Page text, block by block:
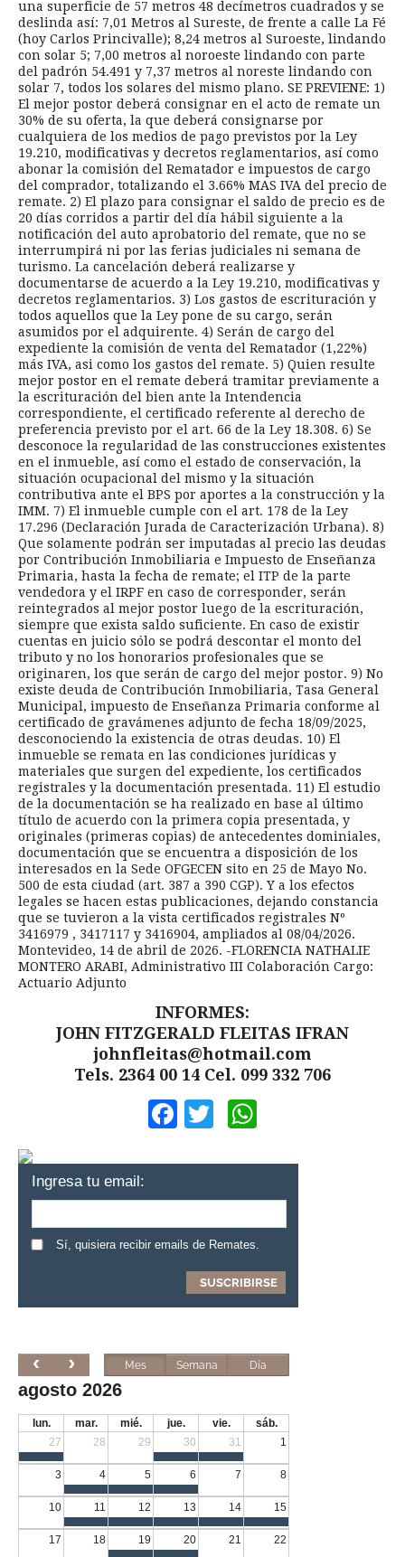
una superficie de 57 metros 48 decímetros cuadrados y se
deslinda así: 7,01 Metros al Sureste, de frente a calle La Fé
(hoy Carlos Princivalle); 8,24 metros al Suroeste, lindando
con solar 5; 7,00 metros al noroeste lindando con parte
del padrón 54.491 y 7,37 metros al noreste lindando con
solar 7, todos los solares del mismo plano. SE PREVIENE: 1)
El mejor postor deberá consignar en el acto de remate un
30% de su oferta, la que deberá consignarse por
cualquiera de los medios de pago previstos por la Ley
19.210, modificativas y decretos reglamentarios, así como
abonar la comisión del Rematador e impuestos de cargo
del comprador, totalizando el 3.66% MAS IVA del precio de
remate. 2) El plazo para consignar el saldo de precio es de
20 días corridos a partir del día hábil siguiente a la
notificación del auto aprobatorio del remate, que no se
interrumpirá ni por las ferias judiciales ni semana de
turismo. La cancelación deberá realizarse y
documentarse de acuerdo a la Ley 19.210, modificativas y
decretos reglamentarios. 3) Los gastos de escrituración y
todos aquellos que la Ley pone de su cargo, serán
asumidos por el adquirente. 4) Serán de cargo del
expediente la comisión de venta del Rematador (1,22%)
más IVA, asi como los gastos del remate. 5) Quien resulte
mejor postor en el remate deberá tramitar previamente a
la escrituración del bien ante la Intendencia
correspondiente, el certificado referente al derecho de
preferencia previsto por el art. 66 de la Ley 18.308. 6) Se
desconoce la regularidad de las construcciones existentes
en el inmueble, así como el estado de conservación, la
situación ocupacional del mismo y la situación
contributiva ante el BPS por aportes a la construcción y la
IMM. 7) El inmueble cumple con el art. 178 de la Ley
17.296 (Declaración Jurada de Caracterización Urbana). 8)
Que solamente podrán ser imputadas al precio las deudas
por Contribución Inmobiliaria e Impuesto de Enseñanza
Primaria, hasta la fecha de remate; el ITP de la parte
vendedora y el IRPF en caso de corresponder, serán
reintegrados al mejor postor luego de la escrituración,
siempre que exista saldo suficiente. En caso de existir
cuentas en juicio sólo se podrá descontar el monto del
tributo y no los honorarios profesionales que se
originaren, los que serán de cargo del mejor postor. 9) No
existe deuda de Contribución Inmobiliaria, Tasa General
Municipal, impuesto de Enseñanza Primaria conforme al
certificado de gravámenes adjunto de fecha 18/09/2025,
desconociendo la existencia de otras deudas. 10) El
inmueble se remata en las condiciones jurídicas y
materiales que surgen del expediente, los certificados
registrales y la documentación presentada. 11) El estudio
de la documentación se ha realizado en base al último
título de acuerdo con la primera copia presentada, y
originales (primeras copias) de antecedentes dominiales,
documentación que se encuentra a disposición de los
interesados en la Sede OFGECEN sito en 25 de Mayo No.
500 de esta ciudad (art. 387 a 390 CGP). Y a los efectos
legales se hacen estas publicaciones, dejando constancia
que se tuvieron a la vista certificados registrales Nº
3416979 , 3417117 y 3416904, ampliados al 08/04/2026.
Montevideo, 14 de abril de 2026. -FLORENCIA NATHALIE
MONTERO ARABI, Administrativo III Colaboración Cargo:
Actuario Adjunto
INFORMES:
JOHN FITZGERALD FLEITAS IFRAN
johnfleitas@hotmail.com
Tels. 2364 00 14 Cel. 099 332 706
Facebook
Twitter
Ingresa tu email:
Sí, quisiera recibir emails de Remates.
Mes Semana Día
agosto 2026
lun. mar. mié. jue. vie.
sáb.
27
28 29 30 31 1
3 4 5 6 7 8
10 11 12 13 14 15
17 18 19 20 21 22